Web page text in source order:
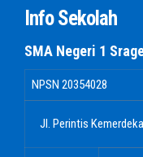
Info Sekolah
SMA Negeri 1
NPSN 20354028
Jl. Perintis